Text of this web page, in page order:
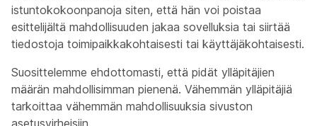
istuntokokoonpanoja siten, että hän voi poistaa
esittelijältä mahdollisuuden jakaa sovelluksia tai siirtää
tiedostoja toimipaikkakohtaisesti tai käyttäjäkohtaisesti.
Suosittelemme ehdottomasti, että pidät ylläpitäjien
määrän mahdollisimman pienenä. Vähemmän ylläpitäjiä
tarkoittaa vähemmän mahdollisuuksia sivuston
asetusvirheisiin.